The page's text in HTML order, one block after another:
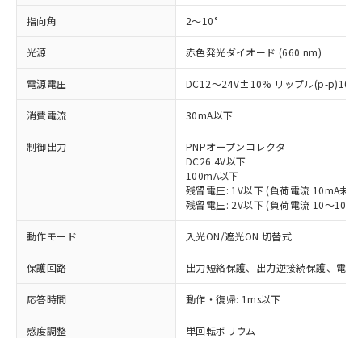
指向角 2～10°
光源 赤色発光ダイオード (660 nm)
電源電圧 DC12～24V±10% リップル(p-p)10%
消費電流 30mA以下
制御出力
PNPオープンコレクタ
DC26.4V以下
100mA以下
残留電圧: 1V以下 (負荷電流 10mA未満
残留電圧: 2V以下 (負荷電流 10～
動作モード 入光ON/遮光ON 切替式
保護回路 出力短絡保護、出力逆接続保護、電源
応答時間 動作・復帰: 1ms以下
感度調整 単回転ボリウム